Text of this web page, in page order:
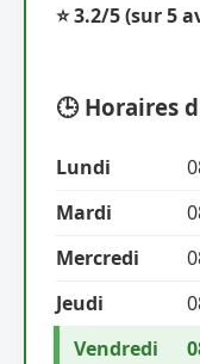
⭐ 3.2/5(sur 5
🕒 Horaires
Lundi
Mardi
Mercredi
Jeudi
Vendredi